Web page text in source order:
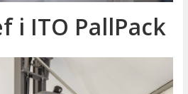
i ITO PallPack